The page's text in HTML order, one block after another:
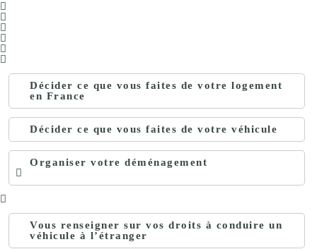
Décider ce que vous faites de votre logement
en France
Décider ce que vous faites de votre véhicule
Organiser votre déménagement
Vous renseigner sur vos droits à conduire un
véhicule à l’étranger